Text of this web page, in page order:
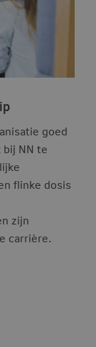
goed
NN te
flinke dosis
zijn
carrière.